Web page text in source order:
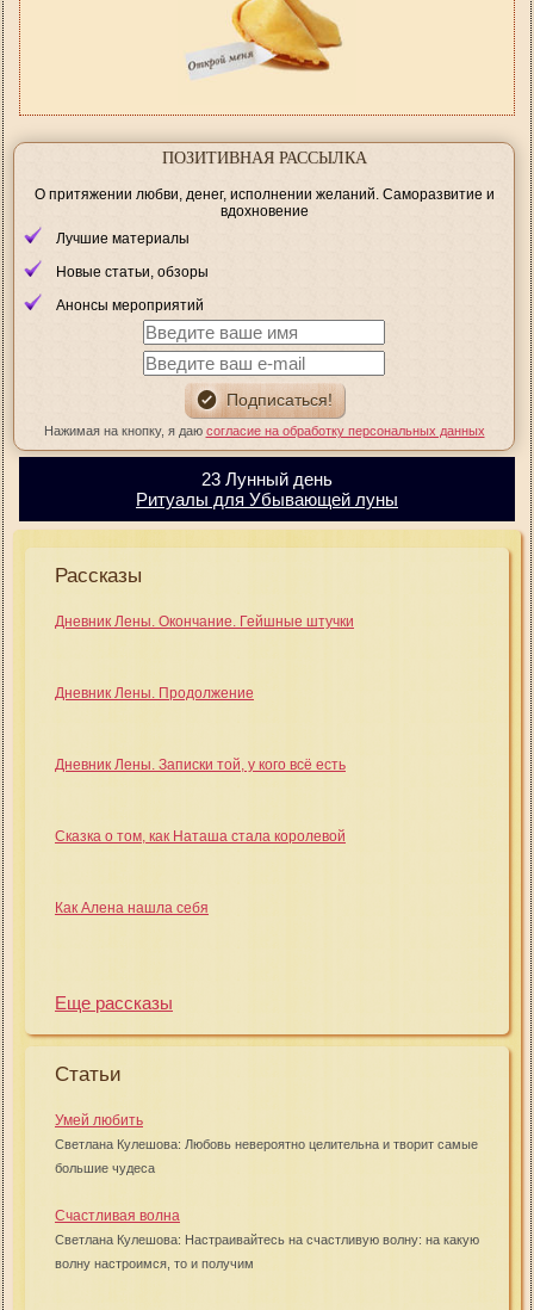
ПОЗИТИВНАЯ РАССЫЛКА
О притяжении любви, денег, исполнении желаний. Саморазвитие и
вдохновение
Лучшие материалы
Новые статьи, обзоры
Анонсы мероприятий
Нажимая на кнопку, я даю согласие на обработку персональных данных
23 Лунный день
Ритуалы для Убывающей луны
Рассказы
Дневник Лены. Окончание. Гейшные штучки
Дневник Лены. Продолжение
Дневник Лены. Записки той, у кого всё есть
Сказка о том, как Наташа стала королевой
Как Алена нашла себя
Еще рассказы
Статьи
Умей любить
Светлана Кулешова: Любовь невероятно целительна и творит самые
большие чудеса
Счастливая волна
Светлана Кулешова: Настраивайтесь на счастливую волну: на какую
волну настроимся, то и получим